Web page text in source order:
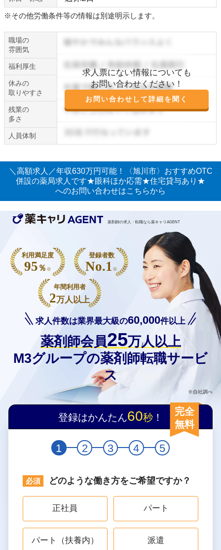
※その他労働条件等の情報は別途明示します。
職場の
雰囲気
求人票にない情報についても
お問い合わせください！
お問い合わせして詳細を聞く
福利厚生
休みの
取りやすさ
残業の
多さ
人員体制
＼高額求人／年収630万円可能！〈旭川市〉おすすめOTC
併設の薬局求人です★眼科ほか応需★住宅貸与あり★
へのお問い合わせはこちらから
薬剤師の求人・転職なら薬キャリAGENT
求人件数は業界最大級の60,000件以上
薬剤師会員25万人以上
M3グループの薬剤師転職サービ
ス
※自社調べ
利用満足度
95 ％ ※
登録者数
No.1 ※
年間利用者
2万人以上
登録はかんたん60秒 ！
完全
無料
1 2 3 4 5
どのような働き方をご希望ですか？
正社員 パート
パート（扶養内） 派遣